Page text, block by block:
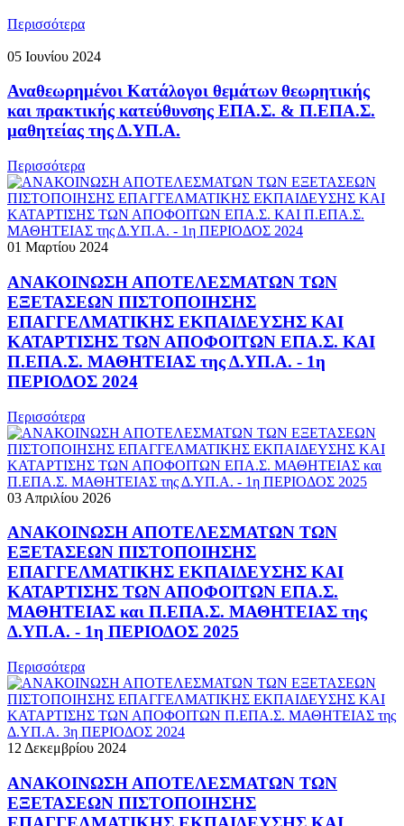
Περισσότερα
05 Ιουνίου 2024
Αναθεωρημένοι Κατάλογοι θεμάτων θεωρητικής
και πρακτικής κατεύθυνσης ΕΠΑ.Σ. & Π.ΕΠΑ.Σ.
μαθητείας της Δ.ΥΠ.Α.
Περισσότερα
01 Μαρτίου 2024
ΑΝΑΚΟΙΝΩΣΗ ΑΠΟΤΕΛΕΣΜΑΤΩΝ ΤΩΝ
ΕΞΕΤΑΣΕΩΝ ΠΙΣΤΟΠΟΙΗΣΗΣ
ΕΠΑΓΓΕΛΜΑΤΙΚΗΣ ΕΚΠΑΙΔΕΥΣΗΣ ΚΑΙ
ΚΑΤΑΡΤΙΣΗΣ ΤΩΝ ΑΠΟΦΟΙΤΩΝ ΕΠΑ.Σ. ΚΑΙ
Π.ΕΠΑ.Σ. ΜΑΘΗΤΕΙΑΣ της Δ.ΥΠ.Α. - 1η
ΠΕΡΙΟΔΟΣ 2024
Περισσότερα
03 Απριλίου 2026
ΑΝΑΚΟΙΝΩΣΗ ΑΠΟΤΕΛΕΣΜΑΤΩΝ ΤΩΝ
ΕΞΕΤΑΣΕΩΝ ΠΙΣΤΟΠΟΙΗΣΗΣ
ΕΠΑΓΓΕΛΜΑΤΙΚΗΣ ΕΚΠΑΙΔΕΥΣΗΣ ΚΑΙ
ΚΑΤΑΡΤΙΣΗΣ ΤΩΝ ΑΠΟΦΟΙΤΩΝ ΕΠΑ.Σ.
ΜΑΘΗΤΕΙΑΣ και Π.ΕΠΑ.Σ. ΜΑΘΗΤΕΙΑΣ της
Δ.ΥΠ.Α. - 1η ΠΕΡΙΟΔΟΣ 2025
Περισσότερα
12 Δεκεμβρίου 2024
ΑΝΑΚΟΙΝΩΣΗ ΑΠΟΤΕΛΕΣΜΑΤΩΝ ΤΩΝ
ΕΞΕΤΑΣΕΩΝ ΠΙΣΤΟΠΟΙΗΣΗΣ